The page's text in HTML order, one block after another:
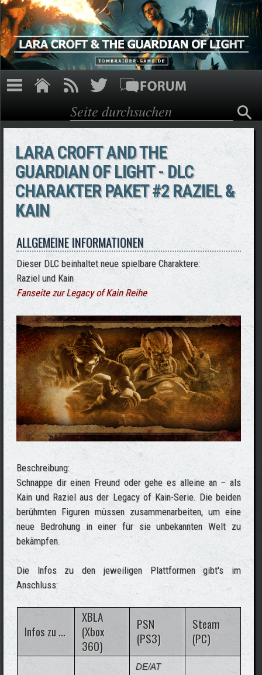
Direkt zum Inhalt
Suchformular
Suche
LARA CROFT AND THE
GUARDIAN OF LIGHT - DLC
CHARAKTER PAKET #2 RAZIEL &
KAIN
ALLGEMEINE INFORMATIONEN
Dieser DLC beinhaltet neue spielbare Charaktere:
Raziel und Kain
Fanseite zur Legacy of Kain Reihe
Beschreibung:
Schnappe dir einen Freund oder gehe es alleine an – als
Kain und Raziel aus der Legacy of Kain-Serie. Die beiden
berühmten Figuren müssen zusammenarbeiten, um eine
neue Bedrohung in einer für sie unbekannten Welt zu
bekämpfen.
Die Infos zu den jeweiligen Plattformen gibt's im
Anschluss:
Infos zu ...
XBLA
(Xbox
360)
PSN
(PS3)
Steam
(PC)
DE/AT